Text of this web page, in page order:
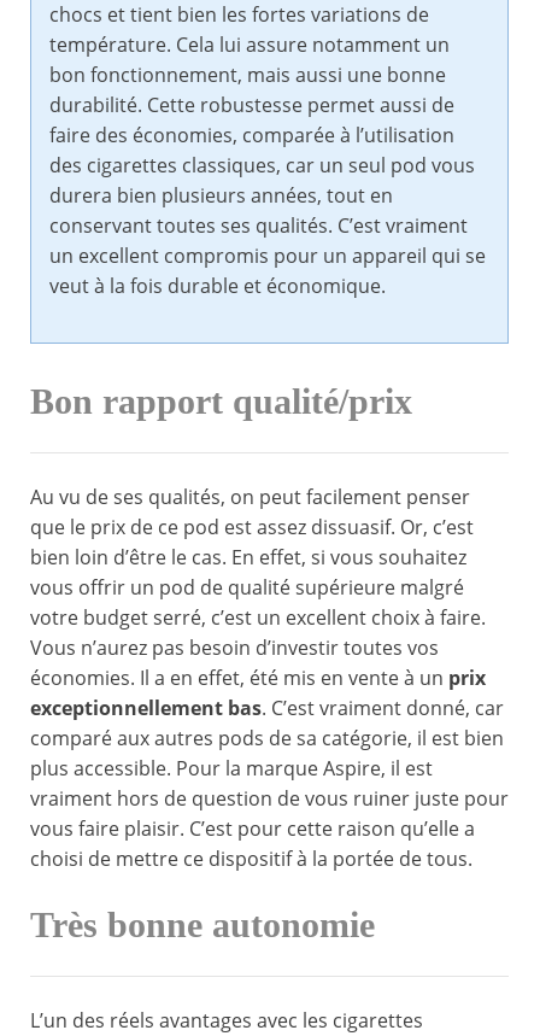
chocs et tient bien les fortes variations de
température. Cela lui assure notamment un
bon fonctionnement, mais aussi une bonne
durabilité. Cette robustesse permet aussi de
faire des économies, comparée à l’utilisation
des cigarettes classiques, car un seul pod vous
durera bien plusieurs années, tout en
conservant toutes ses qualités. C’est vraiment
un excellent compromis pour un appareil qui se
veut à la fois durable et économique.
Bon rapport qualité/prix
Au vu de ses qualités, on peut facilement penser
que le prix de ce pod est assez dissuasif. Or, c’est
bien loin d’être le cas. En effet, si vous souhaitez
vous offrir un pod de qualité supérieure malgré
votre budget serré, c’est un excellent choix à faire.
Vous n’aurez pas besoin d’investir toutes vos
économies. Il a en effet, été mis en vente à un prix
exceptionnellement bas. C’est vraiment donné, car
comparé aux autres pods de sa catégorie, il est bien
plus accessible. Pour la marque Aspire, il est
vraiment hors de question de vous ruiner juste pour
vous faire plaisir. C’est pour cette raison qu’elle a
choisi de mettre ce dispositif à la portée de tous.
Très bonne autonomie
L’un des réels avantages avec les cigarettes